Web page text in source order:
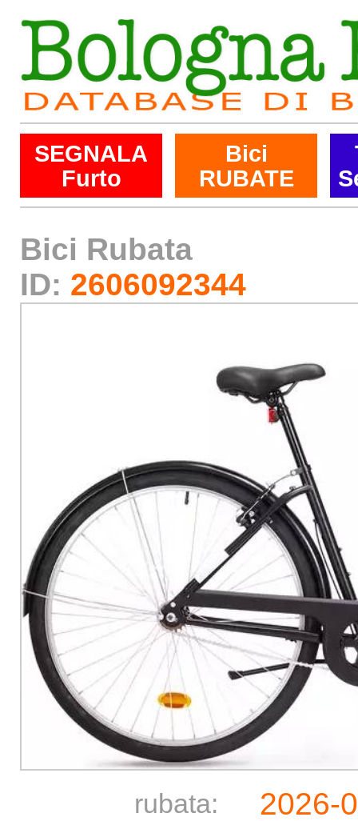
SEGNALA
Furto
Bici
RUBATE
Bici Rubata
ID: 2606092344
rubata: 2026-